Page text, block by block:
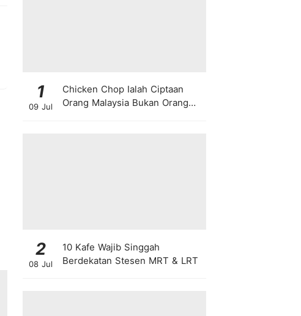
1
09 Jul
Chicken Chop Ialah Ciptaan
Orang Malaysia Bukan Orang
2
08 Jul
10 Kafe Wajib Singgah
Berdekatan Stesen MRT & LRT